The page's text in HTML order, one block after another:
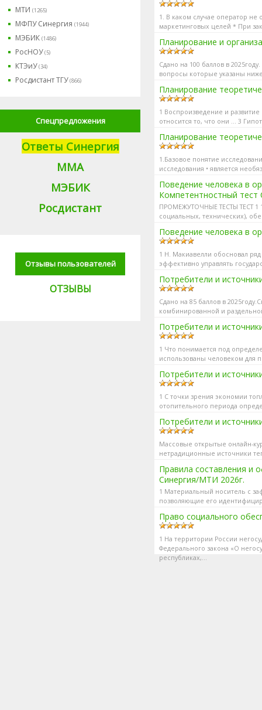
МТИ (1265)
МФПУ Синергия (1944)
МЭБИК (1486)
РосНОУ(5)
КТЭиУ(34)
Росдистант ТГУ(866)
Спецпредложения
Ответы Синергия
ММА
МЭБИК
Росдистант
Отзывы пользователей
ОТЗЫВЫ
1. В каком случае оператор не
маркетинговых целей * При
Планирование и
Сдано на 100 баллов в
вопросы которые указаны
Планирование
1 Воспроизведение и
относится то, что они … 3
Планирование
1.Базовое понятие
исследования • является
Поведение человека в
Компетентностный
ПРОМЕЖУТОЧНЫЕ ТЕСТЫ ТЕСТ 1
социальных, технических),
Поведение человека в
1 Н. Макиавелли обосновал
эффективно управлять
Потребители и
Сдано на 85 баллов в
комбинированной и
Потребители и
1 Что понимается под
использованы человеком для
Потребители и
1 С точки зрения экономии
отопительного периода
Потребители и
Массовые открытые онлайн-
нетрадиционные источники
Правила составления и
Синергия/МТИ 2026г.
1 Материальный носитель с
позволяющие его
Право социального
1 На территории России
Федерального закона «О
республиках,...